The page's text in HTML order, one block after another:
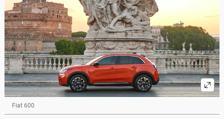
Fiat 600